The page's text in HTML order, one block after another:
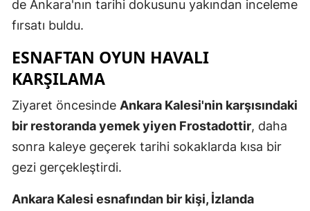
Hatay
İzmir
Kars
Kayseri
de Ankara'nın tarihi dokusunu yakından inceleme
fırsatı buldu.
ESNAFTAN OYUN HAVALI
KARŞILAMA
Ziyaret öncesinde Ankara Kalesi'nin karşısındaki
bir restoranda yemek yiyen Frostadottir, daha
sonra kaleye geçerek tarihi sokaklarda kısa bir
gezi gerçekleştirdi.
Ankara Kalesi esnafından bir kişi, İzlanda